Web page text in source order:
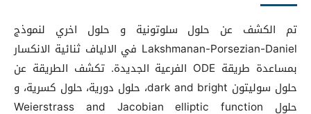
تم الكشف عن حلول سلوتونية و حلول اخري لنموذج
Lakshmanan-Porsezian-Daniel في الالياف ثنائية الانكسار
بمساعدة طريقة ODE الفرعية الجديدة. تكشف الطريقة عن
حلول سوليتون dark and bright، حلول دورية، حلول كسرية، و
حلول Weierstrass and Jacobian elliptic function